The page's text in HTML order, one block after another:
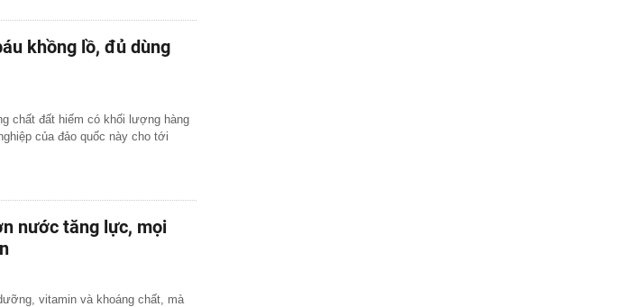
khồng lồ, đủ dùng
chất đất hiếm có khối lượng hàng
của đảo quốc này cho tới
nước tăng lực, mọi
vitamin và khoáng chất, mà